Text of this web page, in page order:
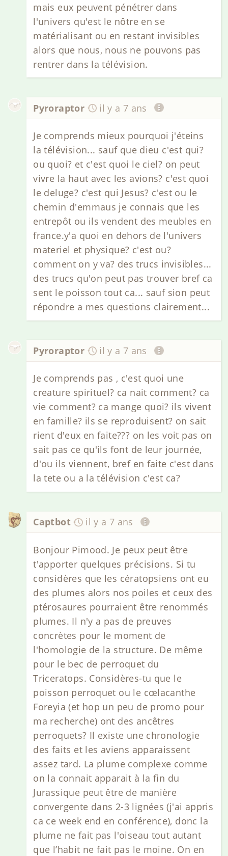
mais eux peuvent pénétrer dans
l'univers qu'est le nôtre en se
matérialisant ou en restant invisibles
alors que nous, nous ne pouvons pas
rentrer dans la télévision.
Pyroraptor il y a 7 ans
Je comprends mieux pourquoi j'éteins
la télévision... sauf que dieu c'est qui?
ou quoi? et c'est quoi le ciel? on peut
vivre la haut avec les avions? c'est quoi
le deluge? c'est qui Jesus? c'est ou le
chemin d'emmaus je connais que les
entrepôt ou ils vendent des meubles en
france.y'a quoi en dehors de l'univers
materiel et physique? c'est ou?
comment on y va? des trucs invisibles...
des trucs qu'on peut pas trouver bref ca
sent le poisson tout ca... sauf sion peut
répondre a mes questions clairement...
Pyroraptor il y a 7 ans
Je comprends pas , c'est quoi une
creature spirituel? ca nait comment? ca
vie comment? ca mange quoi? ils vivent
en famille? ils se reproduisent? on sait
rient d'eux en faite??? on les voit pas on
sait pas ce qu'ils font de leur journée,
d'ou ils viennent, bref en faite c'est dans
la tete ou a la télévision c'est ca?
Captbot il y a 7 ans
Bonjour Pimood. Je peux peut être
t'apporter quelques précisions. Si tu
considères que les cératopsiens ont eu
des plumes alors nos poiles et ceux des
ptérosaures pourraient être renommés
plumes. Il n'y a pas de preuves
concrètes pour le moment de
l'homologie de la structure. De même
pour le bec de perroquet du
Triceratops. Considères-tu que le
poisson perroquet ou le cœlacanthe
Foreyia (et hop un peu de promo pour
ma recherche) ont des ancêtres
perroquets? Il existe une chronologie
des faits et les aviens apparaissent
assez tard. La plume complexe comme
on la connait apparait à la fin du
Jurassique peut être de manière
convergente dans 2-3 lignées (j'ai appris
ca ce week end en conférence), donc la
plume ne fait pas l'oiseau tout autant
que l’habit ne fait pas le moine. On en